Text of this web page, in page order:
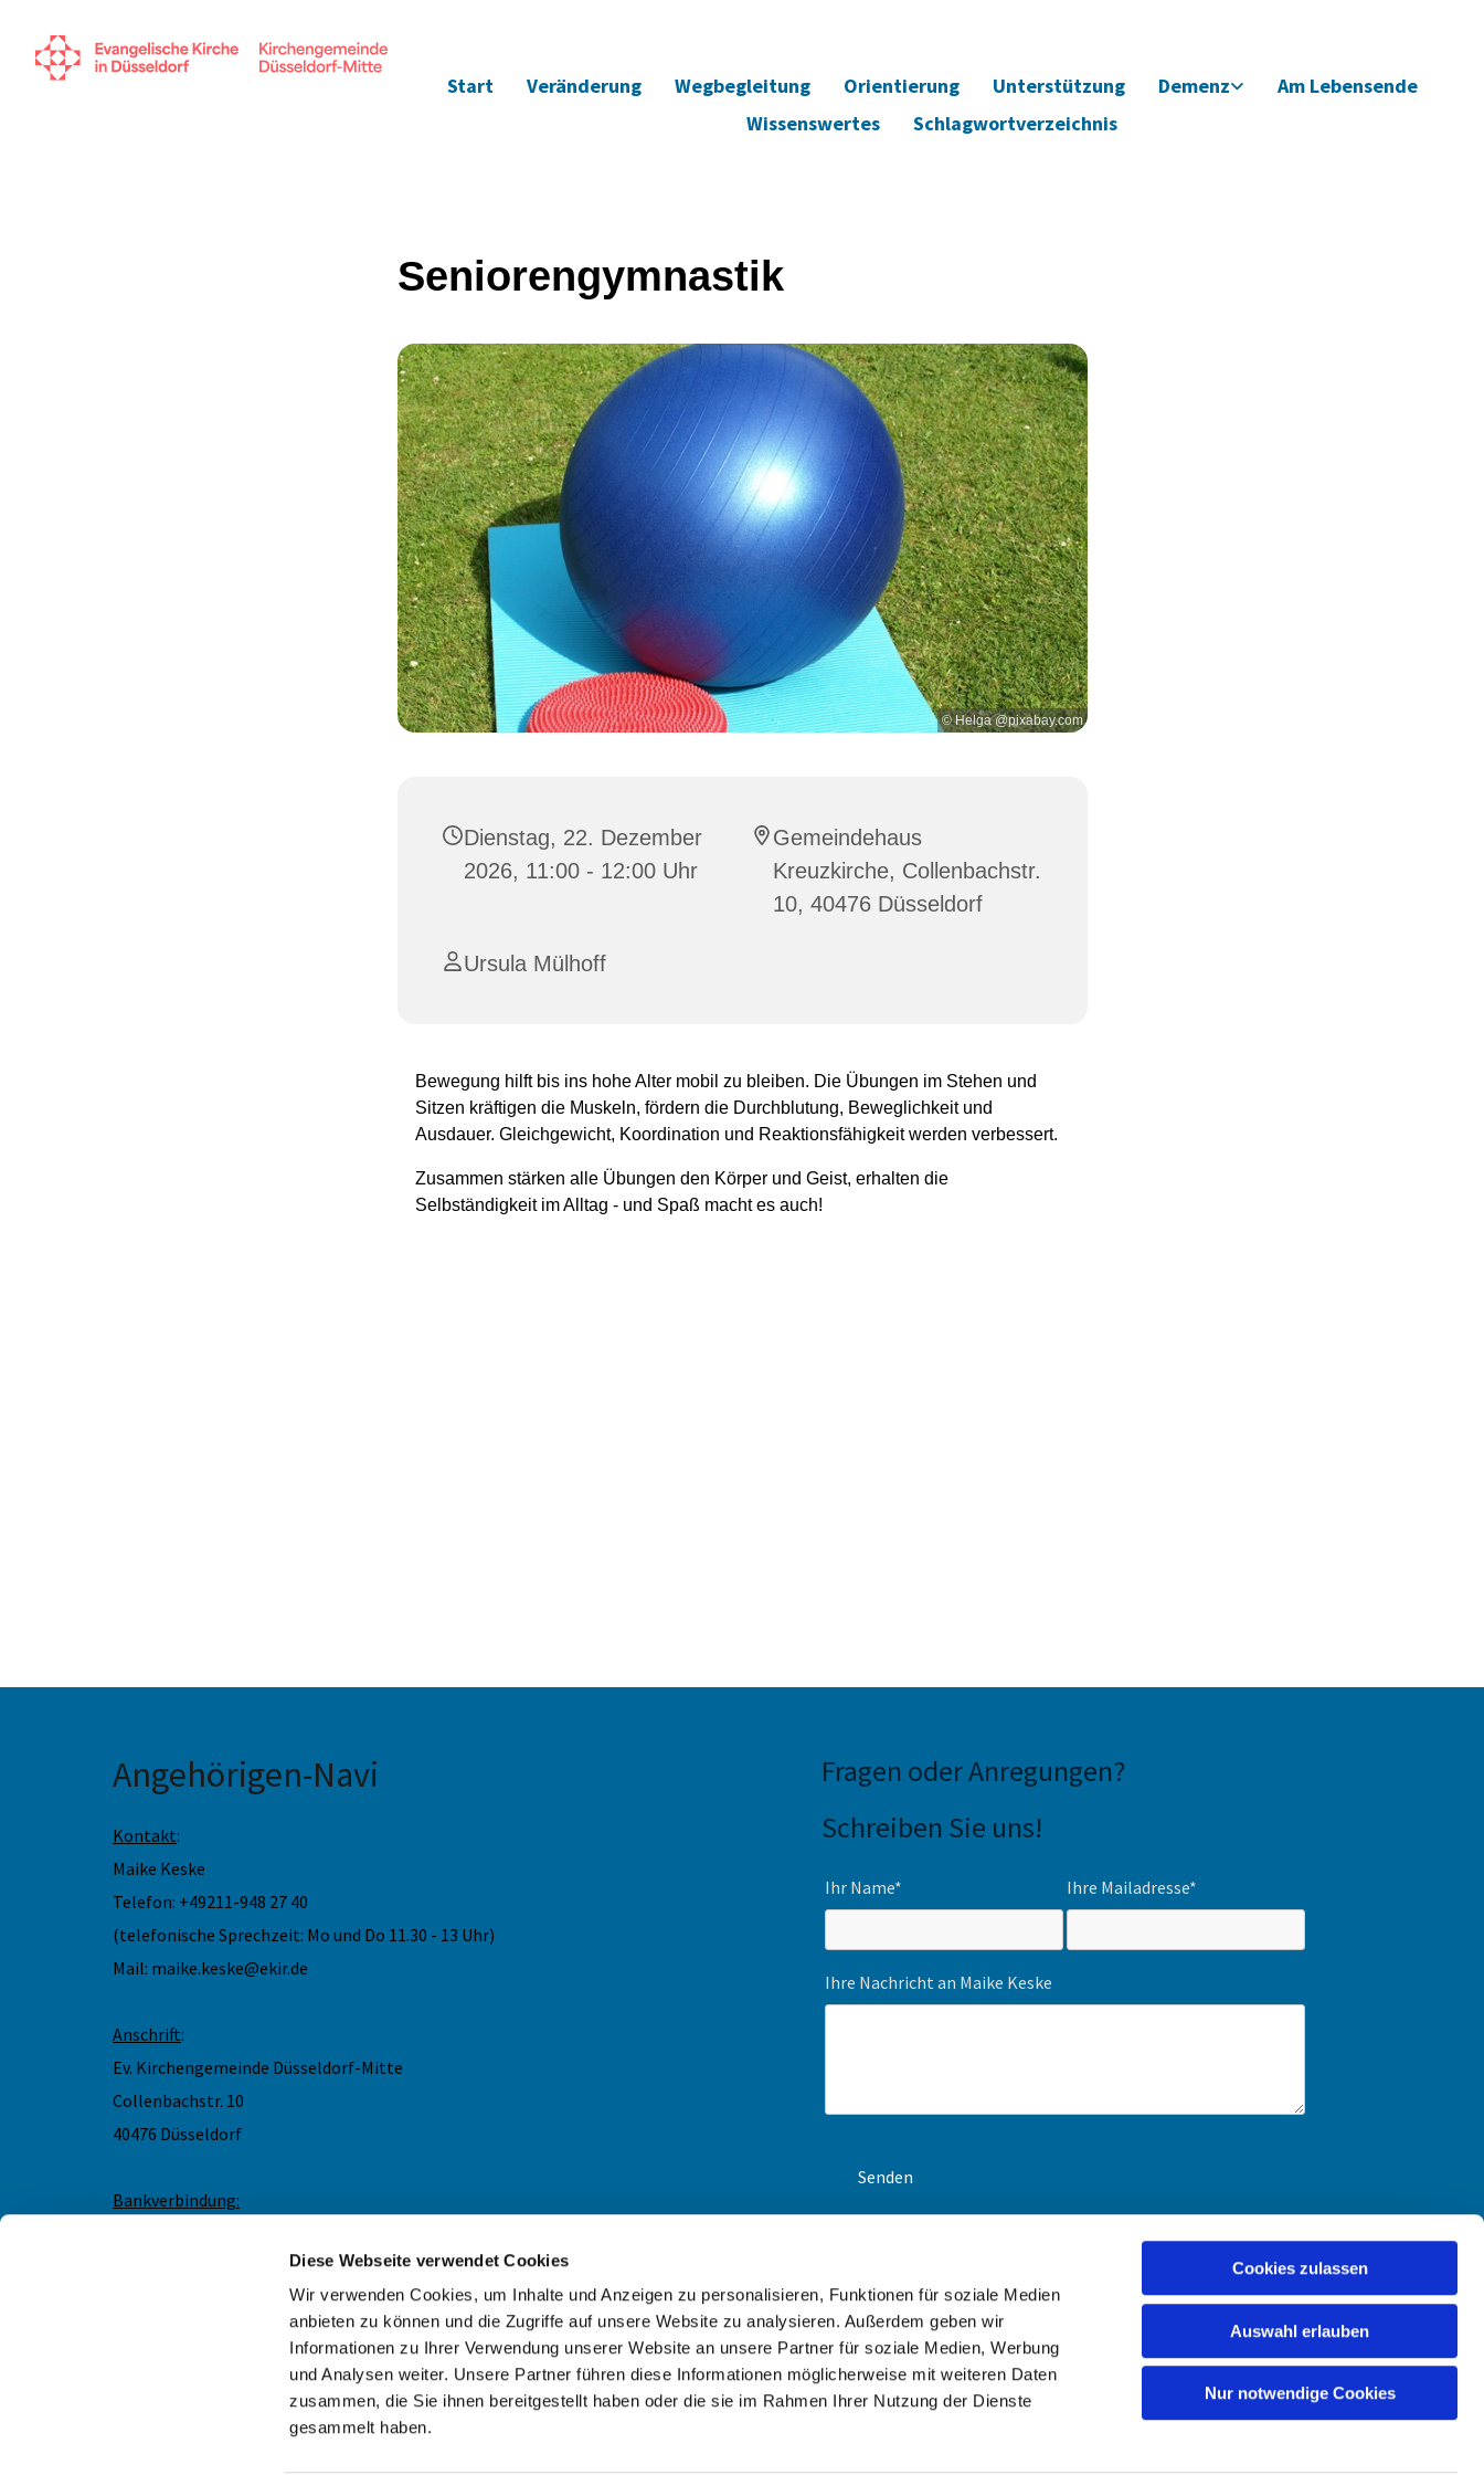
Diese Webseite verwendet Cookies
Wir verwenden Cookies, um Inhalte und Anzeigen zu personalisieren, Funktionen für soziale Medien
anbieten zu können und die Zugriffe auf unsere Website zu analysieren. Außerdem geben wir
Informationen zu Ihrer Verwendung unserer Website an unsere Partner für soziale Medien, Werbung
und Analysen weiter. Unsere Partner führen diese Informationen möglicherweise mit weiteren Daten
zusammen, die Sie ihnen bereitgestellt haben oder die sie im Rahmen Ihrer Nutzung der Dienste
gesammelt haben.
Cookies zulassen
Auswahl erlauben
Nur notwendige Cookies
Start Veränderung Wegbegleitung Orientierung Unterstützung Demenz
Am Lebensende
Wissenswertes
Schlagwortverzeichnis
Seniorengymnastik
© Helga @pixabay.com
Dienstag, 22. Dezember
2026, 11:00 - 12:00 Uhr
Gemeindehaus
Kreuzkirche, Collenbachstr.
10, 40476 Düsseldorf
Ursula Mülhoff
Bewegung hilft bis ins hohe Alter mobil zu bleiben. Die Übungen im Stehen und
Sitzen kräftigen die Muskeln, fördern die Durchblutung, Beweglichkeit und
Ausdauer. Gleichgewicht, Koordination und Reaktionsfähigkeit werden verbessert.
Zusammen stärken alle Übungen den Körper und Geist, erhalten die
Selbständigkeit im Alltag - und Spaß macht es auch!
Angehörigen-Navi
Kontakt:
Maike Keske
Telefon: +49211-948 27 40
(telefonische Sprechzeit: Mo und Do 11.30 - 13 Uhr)
Mail: maike.keske@ekir.de
Anschrift:
Ev. Kirchengemeinde Düsseldorf-Mitte
Collenbachstr. 10
40476 Düsseldorf
Bankverbindung:
Wir freuen uns über eine Spende für das Angehörigen-Navi und unsere
Demenzarbeit. Bitte geben Sie den Verwendungszweck an. Wir erstellen Ihnen
gerne eine Spendenbescheinigung. Vielen Dank!
Fragen oder Anregungen?
Schreiben Sie uns!
Ihr Name* Ihre Mailadresse*
Ihre Nachricht an Maike Keske